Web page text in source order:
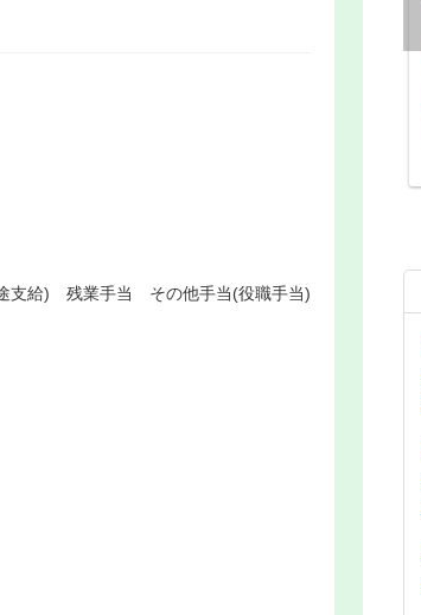
支給) 残業手当 その他手当(役職手当)